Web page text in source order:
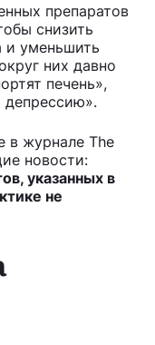
препаратов
снизить
и уменьшить
них давно
печень»,
депрессию».
в журнале The
новости:
указанных в
не